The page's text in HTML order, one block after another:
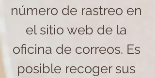
número de rastreo en
el sitio web de la
oficina de correos. Es
posible recoger sus